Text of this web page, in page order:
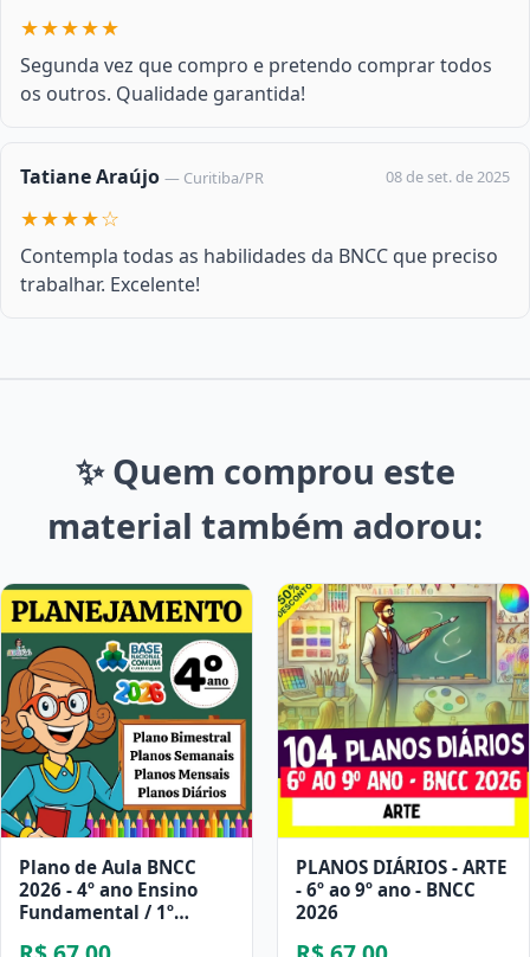
★★★★★
Segunda vez que compro e pretendo comprar todos
os outros. Qualidade garantida!
Tatiane Araújo — Curitiba/PR 08 de set. de 2025
★★★★☆
Contempla todas as habilidades da BNCC que preciso
trabalhar. Excelente!
✨ Quem comprou este
material também adorou:
Plano de Aula BNCC
2026 - 4º ano Ensino
Fundamental / 1º
PLANOS DIÁRIOS - ARTE
- 6º ao 9º ano - BNCC
2026